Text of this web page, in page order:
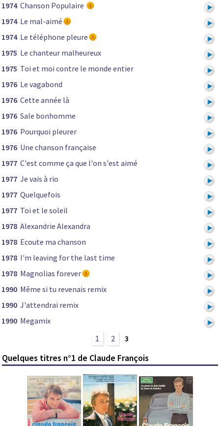
1974 Chanson Populaire
1974 Le mal-aimé
1974 Le téléphone pleure
1975 Le chanteur malheureux
1975 Toi et moi contre le monde entier
1976 Le vagabond
1976 Cette année là
1976 Sale bonhomme
1976 Pourquoi pleurer
1976 Une chanson française
1977 C'est comme ça que l'on s'est aimé
1977 Je vais à rio
1977 Quelquefois
1977 Toi et le soleil
1978 Alexandrie Alexandra
1978 Ecoute ma chanson
1978 I'm leaving for the last time
1978 Magnolias forever
1990 Même si tu revenais remix
1990 J'attendrai remix
1990 Megamix
1
2 3
Quelques titres n°1 de Claude François